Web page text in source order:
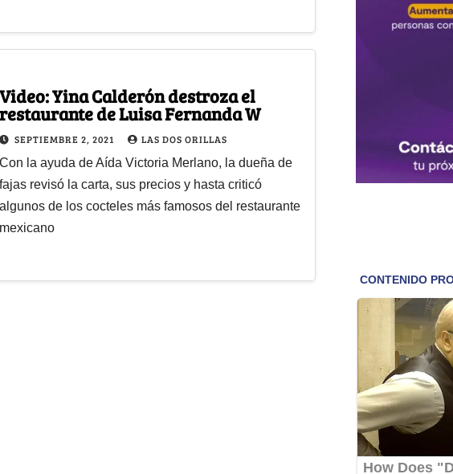
Video: Yina Calderón destroza el
restaurante de Luisa Fernanda W
SEPTIEMBRE 2, 2021 LAS DOS ORILLAS
Con la ayuda de Aída Victoria Merlano, la dueña de
fajas revisó la carta, sus precios y hasta criticó
algunos de los cocteles más famosos del restaurante
mexicano